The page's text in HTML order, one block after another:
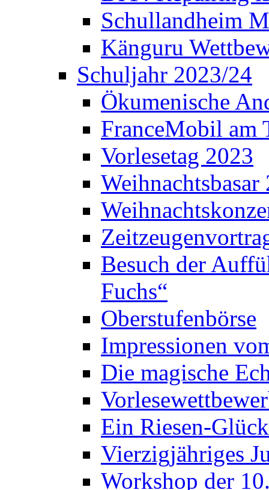
Schullandheim
Känguru
Schuljahr 2023/24
Ökumenische
FranceMobil am
Vorlesetag 2023
Weihnachtsbasar
Besuch der
Fuchs“
Oberstufenbörse
Impressionen
Die magische
Ein Riesen-
Vierzigjähriges
Workshop der